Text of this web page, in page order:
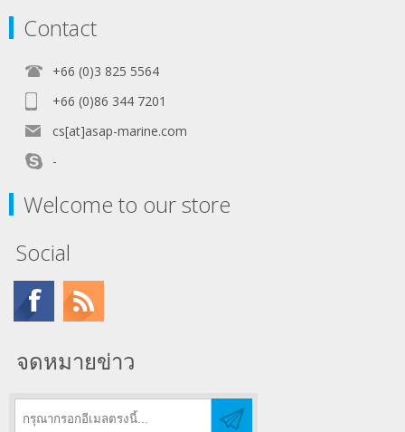
Contact
+66 (0)3 825 5564
+66 (0)86 344 7201
cs[at]asap-marine.com
-
Welcome to our store
Social
จดหมายข่าว